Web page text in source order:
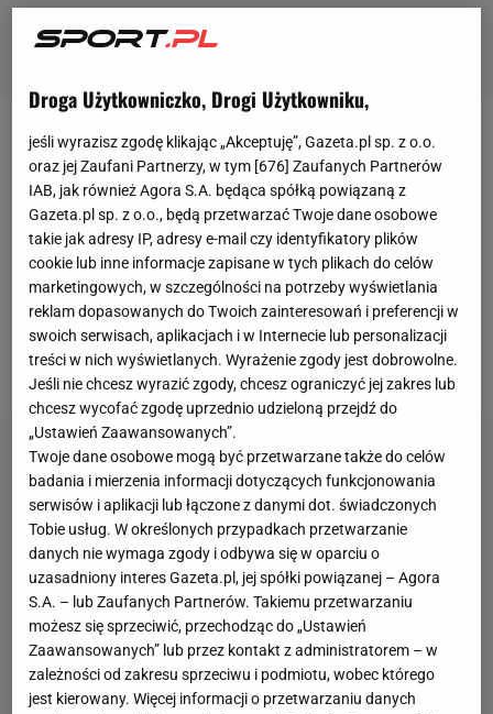
Brytyjskie media informują, że serwis streamingowy
DAZNprowadzi ponoć zaawansowane rozmowy na
tematkupna BT Sport i przejęcia praw do Premier
League. Umowa rzekomo ma zostać sfinalizowana
w przeciągu kilku tygodni, co pozwoli BT
skoncentrować swoje zasoby na usługach
mobilnych i internetowych po tym, jak grupa wycofa
się ztransmisjisportowych.
Droga Użytkowniczko, Drogi Użytkowniku,
jeśli wyrazisz zgodę klikając „Akceptuję”, Gazeta.pl sp. z o.o.
oraz jej Zaufani Partnerzy, w tym [676] Zaufanych Partnerów
IAB, jak również Agora S.A. będąca spółką powiązaną z
Gazeta.pl sp. z o.o., będą przetwarzać Twoje dane osobowe
takie jak adresy IP, adresy e-mail czy identyfikatory plików
cookie lub inne informacje zapisane w tych plikach do celów
marketingowych, w szczególności na potrzeby wyświetlania
reklam dopasowanych do Twoich zainteresowań i preferencji w
swoich serwisach, aplikacjach i w Internecie lub personalizacji
treści w nich wyświetlanych. Wyrażenie zgody jest dobrowolne.
Jeśli nie chcesz wyrazić zgody, chcesz ograniczyć jej zakres lub
chcesz wycofać zgodę uprzednio udzieloną przejdź do
„Ustawień Zaawansowanych”.
Twoje dane osobowe mogą być przetwarzane także do celów
badania i mierzenia informacji dotyczących funkcjonowania
serwisów i aplikacji lub łączone z danymi dot. świadczonych
Tobie usług. W określonych przypadkach przetwarzanie
danych nie wymaga zgody i odbywa się w oparciu o
uzasadniony interes Gazeta.pl, jej spółki powiązanej – Agora
S.A. – lub Zaufanych Partnerów. Takiemu przetwarzaniu
możesz się sprzeciwić, przechodząc do „Ustawień
Zaawansowanych” lub przez kontakt z administratorem – w
zależności od zakresu sprzeciwu i podmiotu, wobec którego
jest kierowany. Więcej informacji o przetwarzaniu danych